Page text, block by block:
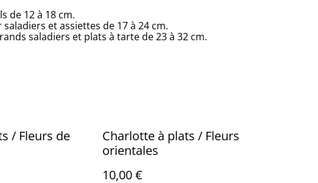
de 12 à 18 cm.
et assiettes de 17 à 24 cm.
saladiers et plats à tarte de 23 à 32 cm.
/ Fleurs de
Charlotte à plats / Fleurs
orientales
10,00 €